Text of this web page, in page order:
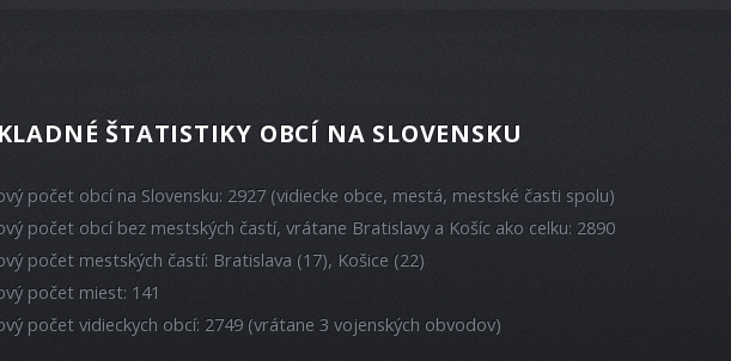
ŠTATISTIKY OBCÍ NA SLOVENSKU
počet obcí na Slovensku: 2927 (vidiecke obce, mestá, mestské časti spolu)
počet obcí bez mestských častí, vrátane Bratislavy a Košíc ako celku: 2890
počet mestských častí: Bratislava (17), Košice (22)
počet miest: 141
počet vidieckych obcí: 2749 (vrátane 3 vojenských obvodov)